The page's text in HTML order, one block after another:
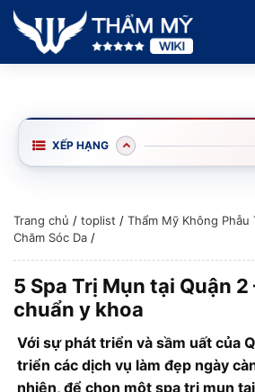
XẾP HẠNG
Trang chủ / toplist / Thẩm Mỹ Không Phẫu
Chăm Sóc Da /
5 Spa Trị Mụn tại Quận 2
chuẩn y khoa
Với sự phát triển và sầm uất của
triển các dịch vụ làm đẹp ngày
nhiên, để chọn một spa trị mụn